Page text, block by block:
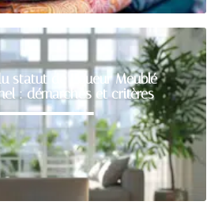
statut de Loueur Meublé
: démarches et critères